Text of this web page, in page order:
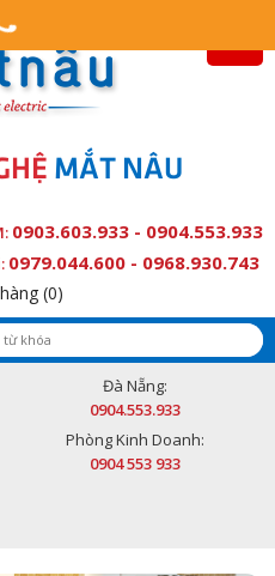
MẮT NÂU
0903.603.933 - 0904.553.933
0979.044.600 - 0968.930.743
(0)
Đà Nẵng:
0904.553.933
Phòng Kinh Doanh:
0904 553 933